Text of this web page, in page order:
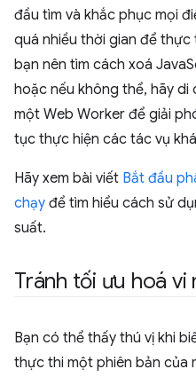
đầu tìm và khắc phục mọi
quá nhiều thời gian để
bạn nên tìm cách xoá
hoặc nếu không thể, hãy di
một Web Worker để giải
tục thực hiện các tác vụ
Hãy xem bài viết Bắt đầu
chạy để tìm hiểu cách sử
suất.
Tránh tối ưu hoá vi
Bạn có thể thấy thú vị khi
thực thi một phiên bản của